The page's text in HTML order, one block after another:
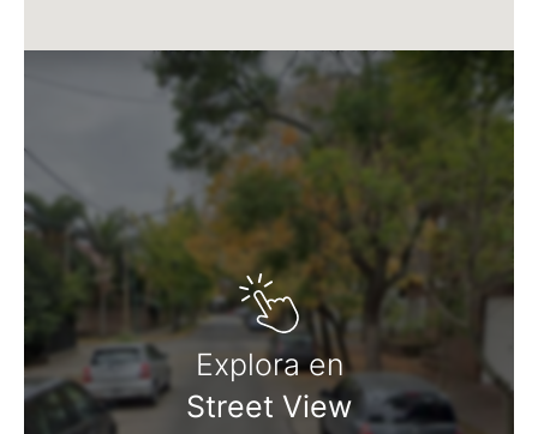
Explora en
Street View